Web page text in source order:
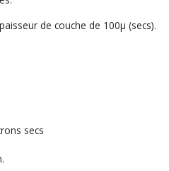
de couche de 100µ (secs).
secs